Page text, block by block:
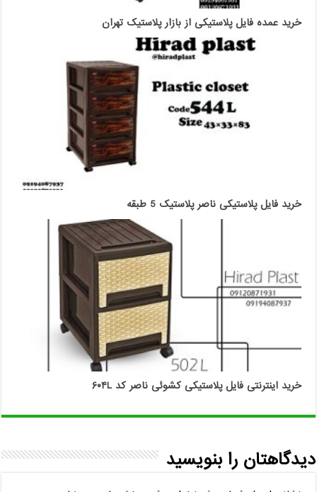
خرید عمده فایل پلاستیکی از بازار پلاستیک تهران
خرید فایل پلاستیکی ناصر پلاستیک 5 طبقه
خرید اینترنتی فایل پلاستیکی کشوئی ناصر کد ۶۰۴L
دیدگاهتان را بنویسید